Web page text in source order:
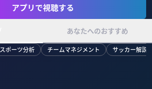
アプリで視聴する
あなたへのおすすめ
スポーツ分析 チームマネジメント サッカー解説